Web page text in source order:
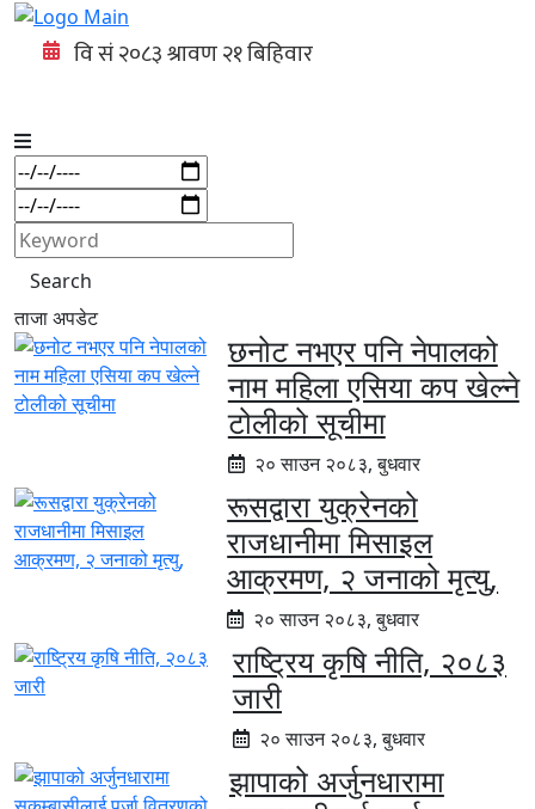
Search
ताजा अपडेट
छनोट नभएर पनि नेपालको
नाम महिला एसिया कप खेल्ने
टोलीको सूचीमा
२० साउन २०८३, बुधवार
रूसद्वारा युक्रेनको
राजधानीमा मिसाइल
आक्रमण, २ जनाको मृत्यु,
२० साउन २०८३, बुधवार
राष्ट्रिय कृषि नीति, २०८३
जारी
२० साउन २०८३, बुधवार
झापाको अर्जुनधारामा